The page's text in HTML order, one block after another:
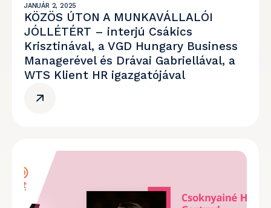
JANUÁR 2, 2025
KÖZÖS ÚTON A MUNKAVÁLLALÓI
JÓLLÉTÉRT – interjú Csákics
Krisztinával, a VGD Hungary Business
Managerével és Drávai Gabriellával, a
WTS Klient HR igazgatójával